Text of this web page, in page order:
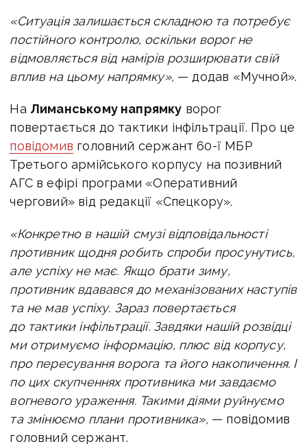
«Ситуація залишається складною та потребує
постійного контролю, оскільки ворог не
відмовляється від намірів розширювати свій
вплив на цьому напрямку», — додав «Мучной».
На Лиманському напрямку ворог
повертається до тактики інфільтрації. Про це
повідомив головний сержант 60-ї МБР
Третього армійського корпусу на позивний
АГС в ефірі програми «Оперативний
черговий» від редакції «Спецкору».
«Конкретно в нашій смузі відповідальності
противник щодня робить спроби просунутись,
але успіху не має. Якщо брати зиму,
противник вдавався до механізованих наступів
та не мав успіху. Зараз повертається
до тактики інфільтрації. Завдяки нашій розвідці
ми отримуємо інформацію, плюс від корпусу,
про пересування ворога та його накопичення. І
по цих скупченнях противника ми завдаємо
вогневого ураження. Такими діями руйнуємо
та змінюємо плани противника», — повідомив
головний сержант.